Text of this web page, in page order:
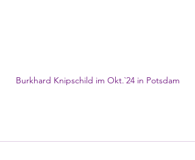
Burkhard Knipschild im Okt.`24 in Potsdam